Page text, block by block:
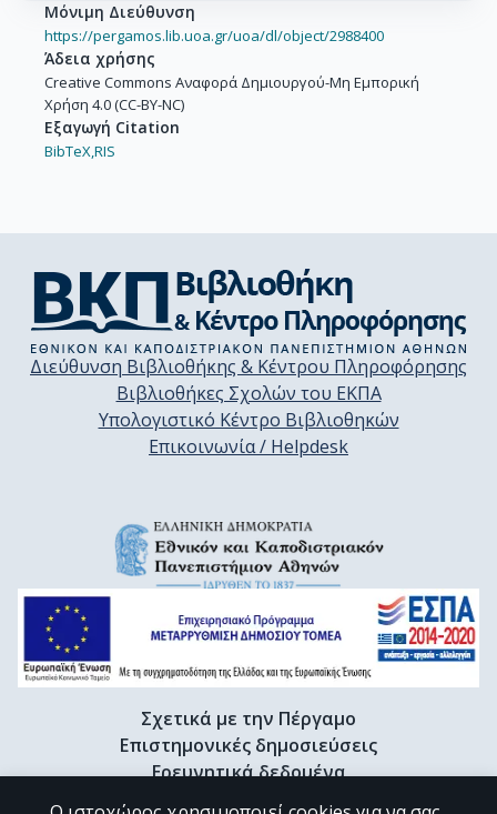
Μόνιμη Διεύθυνση
https://pergamos.lib.uoa.gr/uoa/dl/object/2988400
Άδεια χρήσης
Creative Commons Αναφορά Δημιουργού-Μη Εμπορική
Χρήση 4.0 (CC-BY-NC)
Εξαγωγή Citation
BibTeX,RIS
Διεύθυνση Βιβλιοθήκης & Κέντρου Πληροφόρησης
Βιβλιοθήκες Σχολών του ΕΚΠΑ
Υπολογιστικό Κέντρο Βιβλιοθηκών
Επικοινωνία / Helpdesk
Σχετικά με την Πέργαμο
Επιστημονικές δημοσιεύσεις
Ερευνητικά δεδομένα
Διδακτορικές διατριβές & Γκρίζα βιβλιογραφία